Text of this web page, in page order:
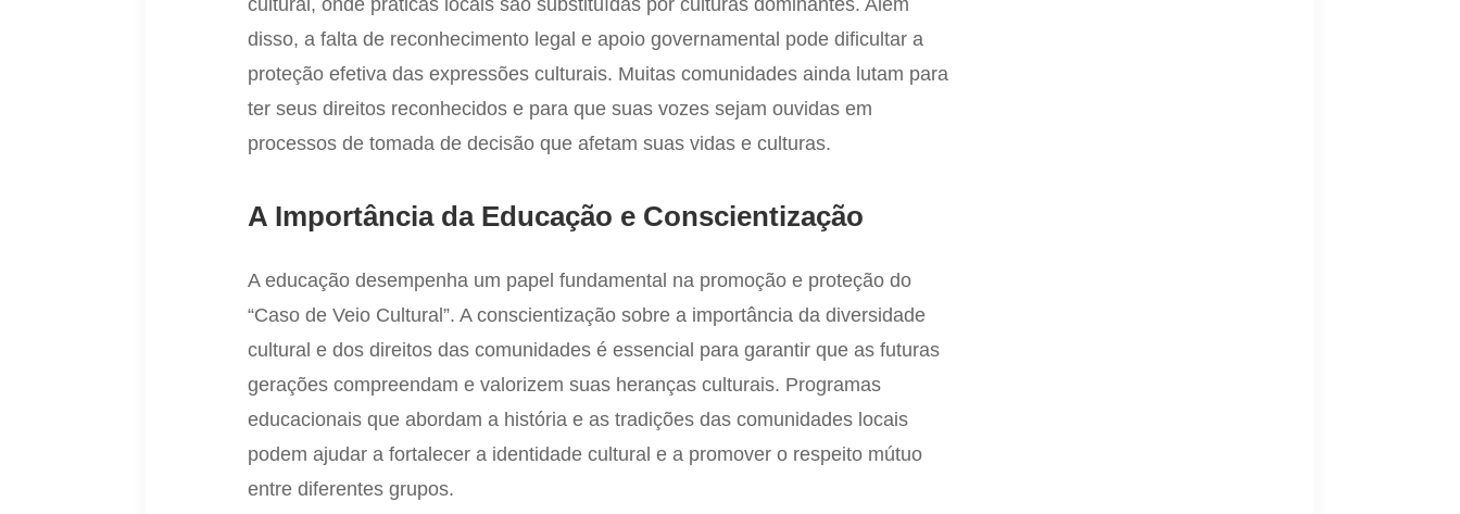
cultural, onde práticas locais são substituídas por culturas dominantes. Além
disso, a falta de reconhecimento legal e apoio governamental pode dificultar a
proteção efetiva das expressões culturais. Muitas comunidades ainda lutam para
ter seus direitos reconhecidos e para que suas vozes sejam ouvidas em
processos de tomada de decisão que afetam suas vidas e culturas.
A Importância da Educação e Conscientização
A educação desempenha um papel fundamental na promoção e proteção do
“Caso de Veio Cultural”. A conscientização sobre a importância da diversidade
cultural e dos direitos das comunidades é essencial para garantir que as futuras
gerações compreendam e valorizem suas heranças culturais. Programas
educacionais que abordam a história e as tradições das comunidades locais
podem ajudar a fortalecer a identidade cultural e a promover o respeito mútuo
entre diferentes grupos.